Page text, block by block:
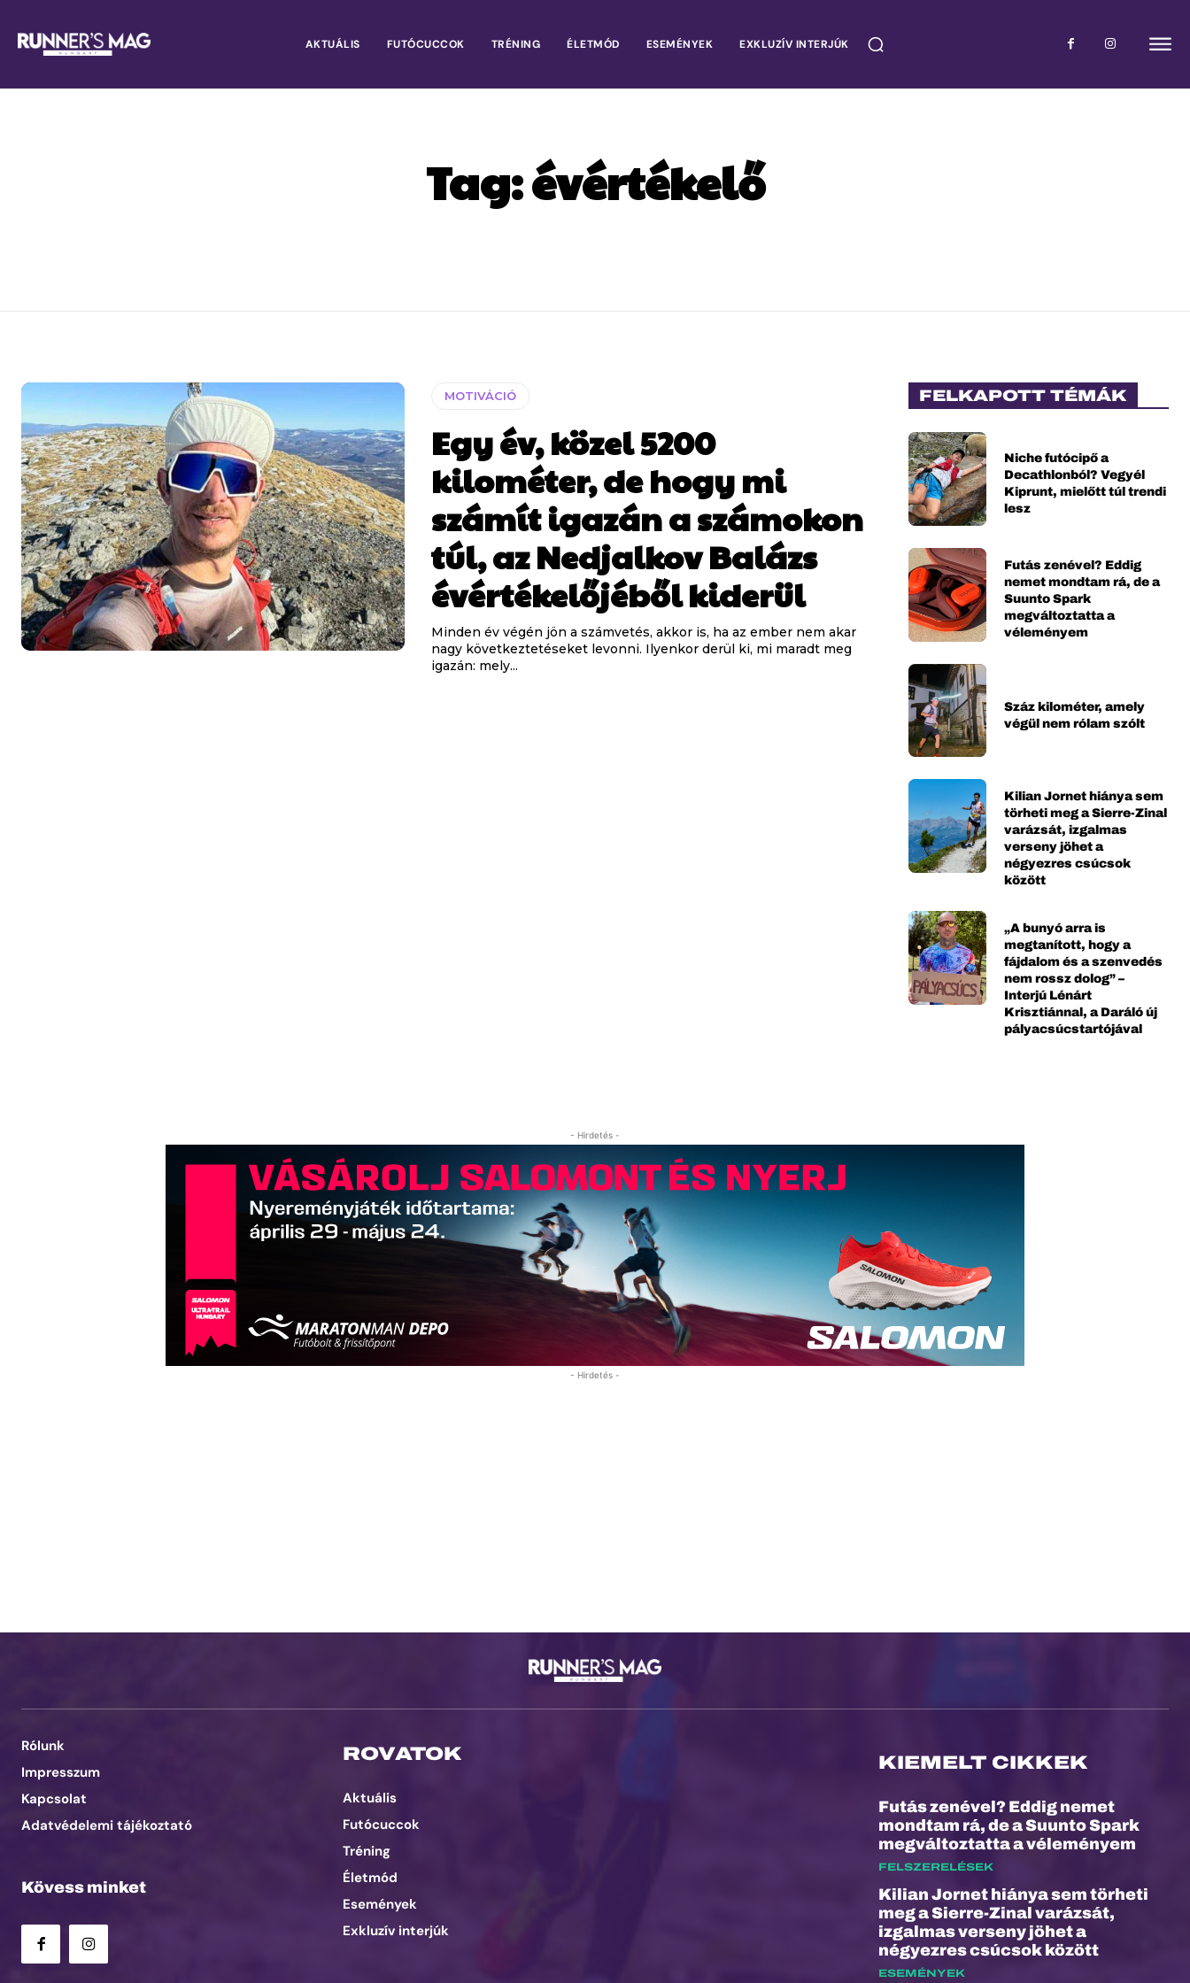
AKTUÁLIS FUTÓCUCCOK TRÉNING ÉLETMÓD ESEMÉNYEK EXKLUZÍV INTERJÚK
Tag:évértékelő
MOTIVÁCIÓ
Egy év, közel 5200
kilométer, de hogy mi
számít igazán a számokon
túl, az Nedjalkov Balázs
évértékelőjéből kiderül
Minden év végén jön a számvetés, akkor is, ha az ember nem akar
nagy következtetéseket levonni. Ilyenkor derül ki, mi maradt meg
igazán: mely...
FELKAPOTT TÉMÁK
Niche futócipő a
Decathlonból? Vegyél
Kiprunt, mielőtt túl trendi
lesz
Futás zenével? Eddig
nemet mondtam rá, de a
Suunto Spark
megváltoztatta a
véleményem
Száz kilométer, amely
végül nem rólam szólt
Kilian Jornet hiánya sem
törheti meg a Sierre-Zinal
varázsát, izgalmas
verseny jöhet a
négyezres csúcsok
között
„A bunyó arra is
megtanított, hogy a
fájdalom és a szenvedés
nem rossz dolog” –
Interjú Lénárt
Krisztiánnal, a Daráló új
pályacsúcstartójával
- Hirdetés -
- Hirdetés -
Rólunk
Impresszum
Kapcsolat
Adatvédelemi tájékoztató
Kövess minket
ROVATOK
Aktuális
Futócuccok
Tréning
Életmód
Események
Exkluzív interjúk
KIEMELT CIKKEK
Futás zenével? Eddig nemet
mondtam rá, de a Suunto Spark
megváltoztatta a véleményem
FELSZERELÉSEK
Kilian Jornet hiánya sem törheti
meg a Sierre-Zinal varázsát,
izgalmas verseny jöhet a
négyezres csúcsok között
ESEMÉNYEK